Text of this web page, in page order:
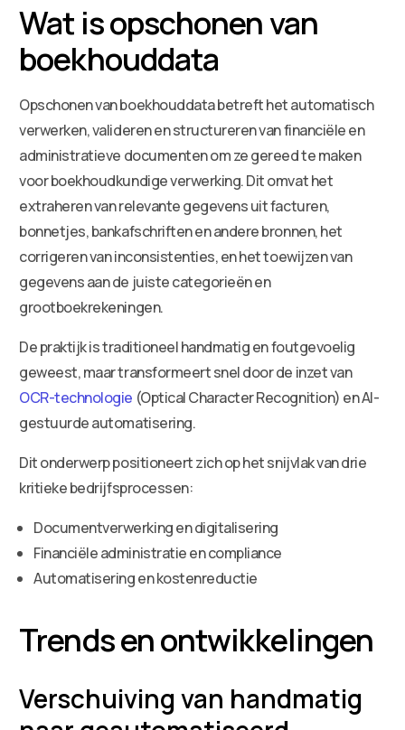
Wat is opschonen van
boekhouddata
Opschonen van boekhouddata betreft het automatisch
verwerken, valideren en structureren van financiële en
administratieve documenten om ze gereed te maken
voor boekhoudkundige verwerking. Dit omvat het
extraheren van relevante gegevens uit facturen,
bonnetjes, bankafschriften en andere bronnen, het
corrigeren van inconsistenties, en het toewijzen van
gegevens aan de juiste categorieën en
grootboekrekeningen.
De praktijk is traditioneel handmatig en foutgevoelig
geweest, maar transformeert snel door de inzet van
OCR-technologie (Optical Character Recognition) en AI-
gestuurde automatisering.
Dit onderwerp positioneert zich op het snijvlak van drie
kritieke bedrijfsprocessen:
Documentverwerking en digitalisering
Financiële administratie en compliance
Automatisering en kostenreductie
Trends en ontwikkelingen
Verschuiving van handmatig